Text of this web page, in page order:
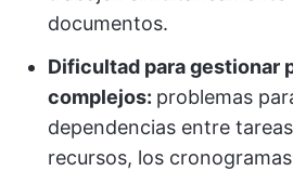
documentos.
Dificultad para gestionar
complejos: problemas
dependencias entre
recursos, los